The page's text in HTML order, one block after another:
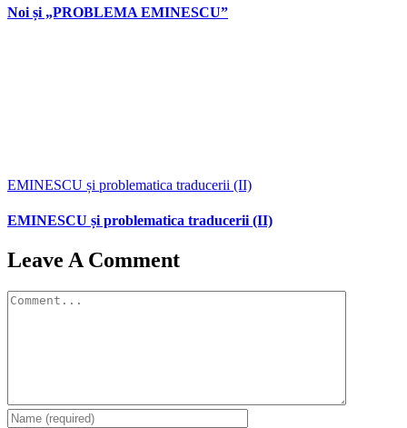
Noi și „PROBLEMA EMINESCU”
EMINESCU și problematica traducerii (II)
EMINESCU și problematica traducerii (II)
Leave A Comment
Comment